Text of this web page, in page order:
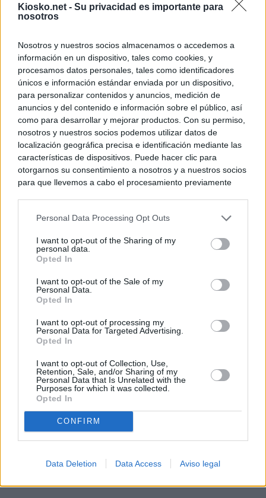
Kiosko.net - Su privacidad es importante para
nosotros
Nosotros y nuestros socios almacenamos o accedemos a
información en un dispositivo, tales como cookies, y
procesamos datos personales, tales como identificadores
únicos e información estándar enviada por un dispositivo,
para personalizar contenidos y anuncios, medición de
anuncios y del contenido e información sobre el público, así
como para desarrollar y mejorar productos. Con su permiso,
nosotros y nuestros socios podemos utilizar datos de
localización geográfica precisa e identificación mediante las
características de dispositivos. Puede hacer clic para
otorgarnos su consentimiento a nosotros y a nuestros socios
para que llevemos a cabo el procesamiento previamente
negar su consentimiento. Tenga en cuenta que algún
de su consentimiento, pero usted tiene el derecho de
rechazar tal procesamiento. Sus preferencias se aplicarán
cualquier momento entrando de nuevo en este sitio web o
visitando nuestra política de privacidad.
Personal Data Processing Opt Outs
I want to opt-out of the Sharing of my
personal data.
Opted In
I want to opt-out of the Sale of my
Personal Data.
Opted In
I want to opt-out of processing my
Personal Data for Targeted Advertising.
Opted In
I want to opt-out of Collection, Use,
Retention, Sale, and/or Sharing of my
Personal Data that Is Unrelated with the
Purposes for which it was collected.
Opted In
CONFIRM
Data Deletion Data Access Aviso legal